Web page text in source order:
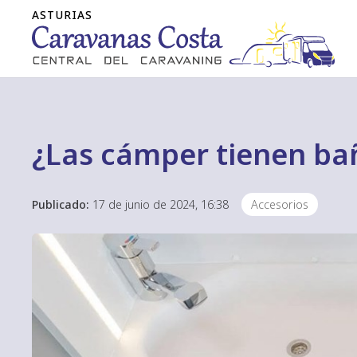
¿Las cámper tienen
Publicado: 17 de junio de 2024, 16:38 Accesorios